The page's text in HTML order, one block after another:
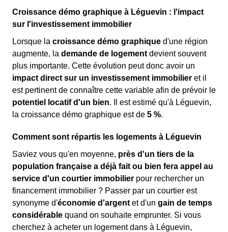
Croissance démo graphique à Léguevin : l'impact
sur l'investissement immobilier
Lorsque la croissance démo graphique d'une région
augmente, la demande de logement devient souvent
plus importante. Cette évolution peut donc avoir un
impact direct sur un investissement immobilier et il
est pertinent de connaître cette variable afin de prévoir le
potentiel locatif d'un bien. Il est estimé qu'à Léguevin,
la croissance démo graphique est de 5 %.
Comment sont répartis les logements à Léguevin
Saviez vous qu'en moyenne, près d'un tiers de la
population française a déjà fait ou bien fera appel au
service d'un courtier immobilier pour rechercher un
financement immobilier ? Passer par un courtier est
synonyme d'économie d'argent et d'un gain de temps
considérable quand on souhaite emprunter. Si vous
cherchez à acheter un logement dans à Léguevin,